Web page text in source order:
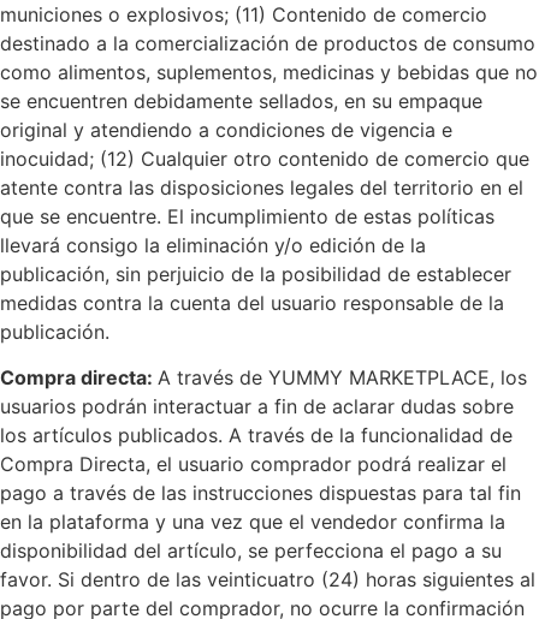
municiones o explosivos; (11) Contenido de comercio
destinado a la comercialización de productos de consumo
como alimentos, suplementos, medicinas y bebidas que no
se encuentren debidamente sellados, en su empaque
original y atendiendo a condiciones de vigencia e
inocuidad; (12) Cualquier otro contenido de comercio que
atente contra las disposiciones legales del territorio en el
que se encuentre. El incumplimiento de estas políticas
llevará consigo la eliminación y/o edición de la
publicación, sin perjuicio de la posibilidad de establecer
medidas contra la cuenta del usuario responsable de la
publicación.
Compra directa: A través de YUMMY MARKETPLACE, los
usuarios podrán interactuar a fin de aclarar dudas sobre
los artículos publicados. A través de la funcionalidad de
Compra Directa, el usuario comprador podrá realizar el
pago a través de las instrucciones dispuestas para tal fin
en la plataforma y una vez que el vendedor confirma la
disponibilidad del artículo, se perfecciona el pago a su
favor. Si dentro de las veinticuatro (24) horas siguientes al
pago por parte del comprador, no ocurre la confirmación